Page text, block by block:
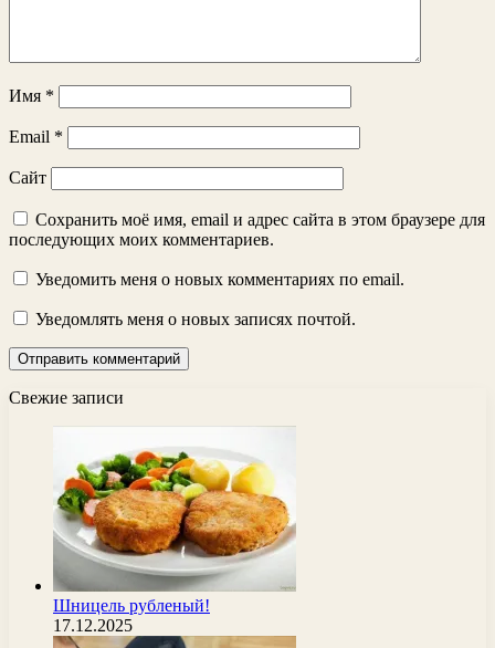
Имя *
Email *
Сайт
Сохранить моё имя, email и адрес сайта в этом браузере для
последующих моих комментариев.
Уведомить меня о новых комментариях по email.
Уведомлять меня о новых записях почтой.
Свежие записи
Шницель рубленый!
17.12.2025